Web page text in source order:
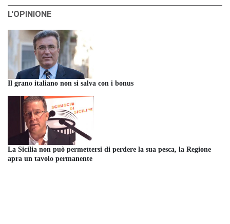
L'OPINIONE
Il grano italiano non si salva con i bonus
La Sicilia non può permettersi di perdere la sua pesca, la Regione
apra un tavolo permanente